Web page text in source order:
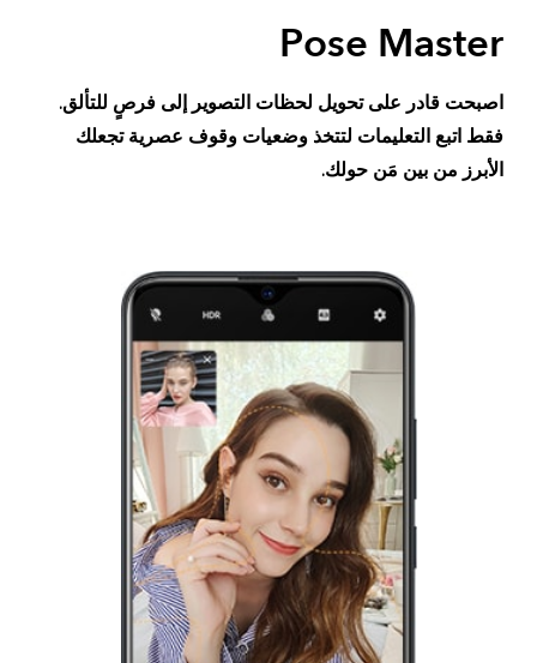
Pose Master
اصبحت قادر على تحويل لحظات التصوير إلى فرصٍ للتألق.
فقط اتبع التعليمات لتتخذ وضعيات وقوف عصرية تجعلك
الأبرز من بين مَن حولك.